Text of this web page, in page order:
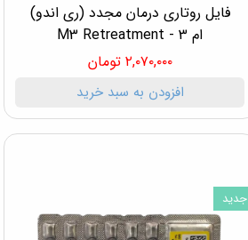
فایل روتاری درمان مجدد (ری اندو)
ام 3 - M3 Retreatment
۲,۰۷۰,۰۰۰ تومان
افزودن به سبد خرید
جدید